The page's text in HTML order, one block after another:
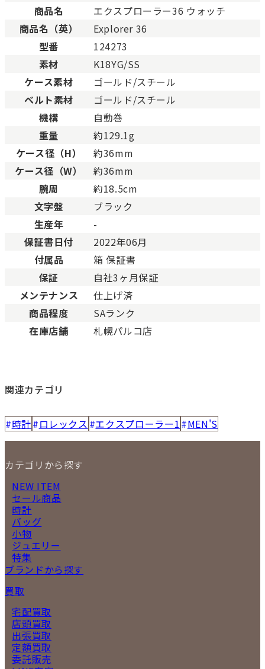
SAランク未使用同様品。数回使用し
Aランク 僅かな傷、汚れはあります
ABランク
Bランク
BCランクとても使用感のある商品。
Cランク 色濃く使用感があり、傷や
商品名
エクスプローラー36 ウォッチ
商品名（英）
Explorer 36
型番
124273
素材
K18YG/SS
ケース素材
ゴールド/スチール
ベルト素材
ゴールド/スチール
機構
自動巻
重量
約129.1g
ケース径（H）
約36mm
ケース径（W）
約36mm
腕周
約18.5cm
文字盤
ブラック
生産年
-
保証書日付
2022年06月
付属品
箱 保証書
保証
自社3ヶ月保証
メンテナンス
仕上げ済
商品程度
SAランク
在庫店舗
札幌パルコ店
関連カテゴリ
時計 ロレックス エクスプローラー1 MEN'S
カテゴリから探す
NEW ITEM
セール商品
時計
バッグ
小物
ジュエリー
特集
ブランドから探す
買取
宅配買取
店頭買取
出張買取
定額買取
委託販売